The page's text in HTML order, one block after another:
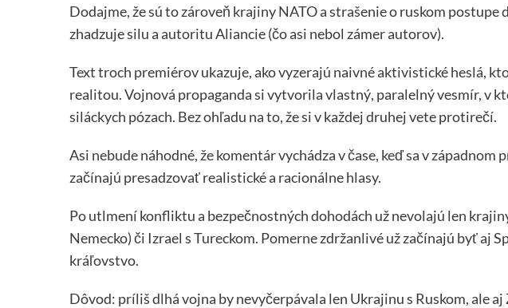
Dodajme, že sú to zároveň krajiny NATO a strašenie o ruskom postupe
zhadzuje silu a autoritu Aliancie (čo asi nebol zámer autorov).
Text troch premiérov ukazuje, ako vyzerajú naivné aktivistické heslá,
realitou. Vojnová propaganda si vytvorila vlastný, paralelný vesmír, v
siláckych pózach. Bez ohľadu na to, že si v každej druhej vete protirečí.
Asi nebude náhodné, že komentár vychádza v čase, keď sa v
začínajú presadzovať realistické a racionálne hlasy.
Po utlmení konfliktu a bezpečnostných dohodách už nevolajú len
Nemecko) či Izrael s Tureckom. Pomerne zdržanlivé už začínajú byť aj
kráľovstvo.
Dôvod: príliš dlhá vojna by nevyčerpávala len Ukrajinu s Ruskom, ale aj